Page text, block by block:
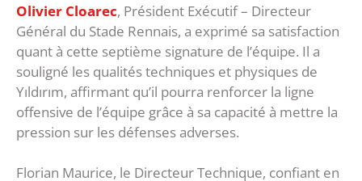
Olivier Cloarec, Président Exécutif – Directeur
Général du Stade Rennais, a exprimé sa satisfaction
quant à cette septième signature de l’équipe. Il a
souligné les qualités techniques et physiques de
Yıldırım, affirmant qu’il pourra renforcer la ligne
offensive de l’équipe grâce à sa capacité à mettre la
pression sur les défenses adverses.
Florian Maurice, le Directeur Technique, confiant en